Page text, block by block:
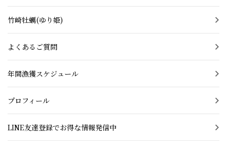
漁師ブログ
竹崎牡蠣(ゆり姫)
よくあるご質問
年間漁獲スケジュール
プロフィール
LINE友達登録でお得な情報発信中